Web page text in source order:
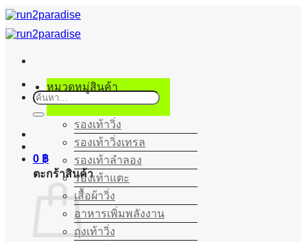
ข้าม
ไป
เนื้อหา
ค้นหา:
0 ฿
ตะกร้าสินค้า
หมวดหมู่สินค้า
รองเท้าวิ่ง
รองเท้าวิ่งเทรล
รองเท้าลำลอง
รองเท้าแตะ
เสื้อผ้าวิ่ง
อาหารเพิ่มพลังงาน
ถุงเท้าวิ่ง